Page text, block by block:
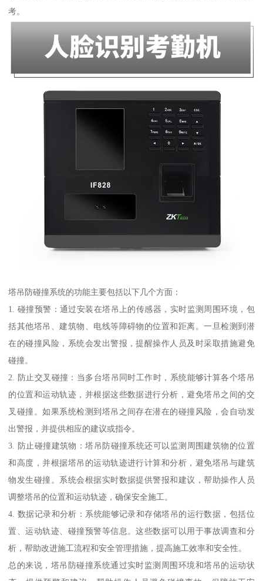
考。
塔吊防碰撞系统的功能主要包括以下几个方面：
1. 碰撞预警：通过安装在塔吊上的传感器，实时监测周围环境，包
括其他塔吊、建筑物、电线等障碍物的位置和距离。一旦检测到潜
在的碰撞风险，系统会发出警报，提醒操作人员及时采取措施避免
碰撞。
2. 防止交叉碰撞：当多台塔吊同时工作时，系统能够计算各个塔吊
的位置和运动轨迹，并根据这些数据进行分析，避免塔吊之间的交
叉碰撞。如果系统检测到塔吊之间存在潜在的碰撞风险，会自动发
出警报，并提供相应的建议或指令。
3. 防止碰撞建筑物：塔吊防碰撞系统还可以监测周围建筑物的位置
和高度，并根据塔吊的运动轨迹进行计算和分析，避免塔吊与建筑
物发生碰撞。系统会根据实时数据提供警报和建议，帮助操作人员
调整塔吊的位置和运动轨迹，确保安全施工。
4. 数据记录和分析：系统能够记录和存储塔吊的运行数据，包括位
置、运动轨迹、碰撞预警等信息。这些数据可以用于事故调查和分
析，帮助改进施工流程和安全管理措施，提高施工效率和安全性。
总的来说，塔吊防碰撞系统通过实时监测周围环境和塔吊的运动状